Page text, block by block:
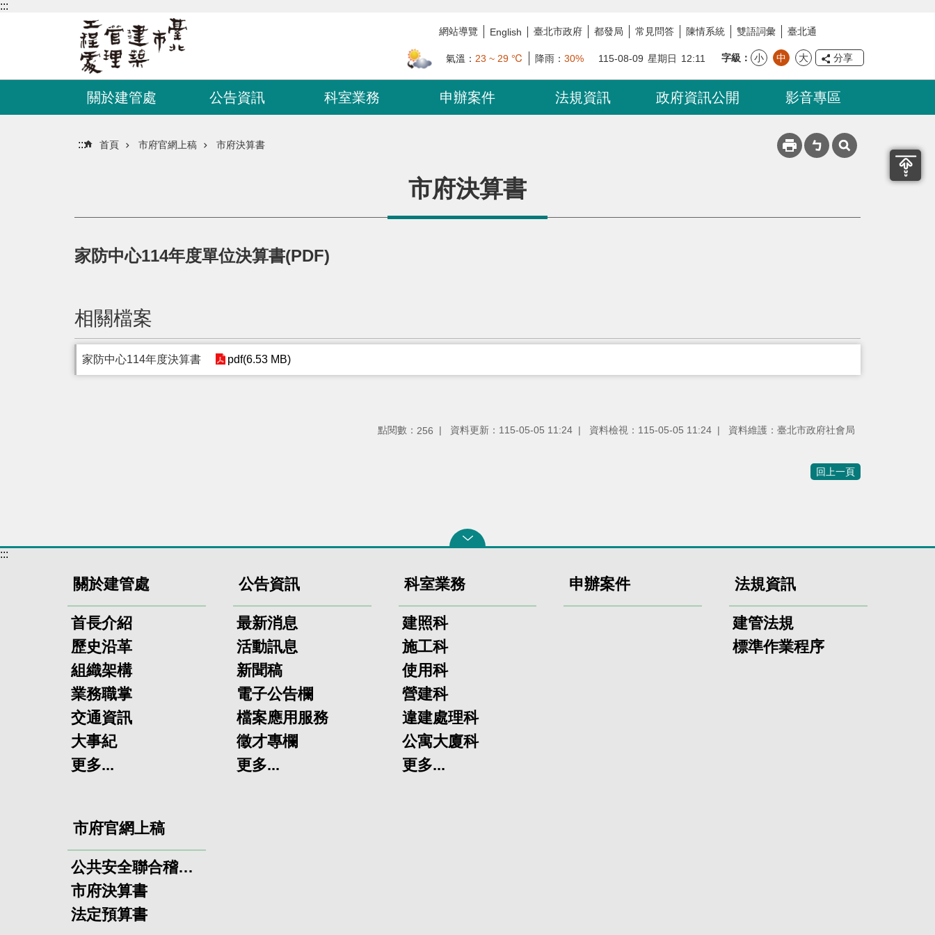
跳到主要內容區塊
:::
網站導覽 English 臺北市政府 都發局 常見問答 陳情系統 雙語詞彙 臺北通
氣溫： 23 ~ 29 ℃ 降雨： 30% 115-08-09 星期日 12:11 字級 小 中 大 分享
關於建管處 公告資訊 科室業務 申辦案件 法規資訊 政府資訊公開 影音專區
::: 首頁 市府官網上稿 市府決算書
市府決算書
家防中心114年度單位決算書(PDF)
相關檔案
家防中心114年度決算書 pdf(6.53 MB)
點閱數： 256 資料更新：115-05-05 11:24 資料檢視：115-05-05 11:24 資料維護：臺北市政府社會局
回上一頁
:::
關於建管處
首長介紹
歷史沿革
組織架構
業務職掌
交通資訊
大事紀
更多...
公告資訊
最新消息
活動訊息
新聞稿
電子公告欄
檔案應用服務
徵才專欄
更多...
科室業務
建照科
施工科
使用科
營建科
違建處理科
公寓大廈科
更多...
申辦案件 法規資訊
建管法規
標準作業程序
市府官網上稿
公共安全聯合稽查小組
市府決算書
法定預算書